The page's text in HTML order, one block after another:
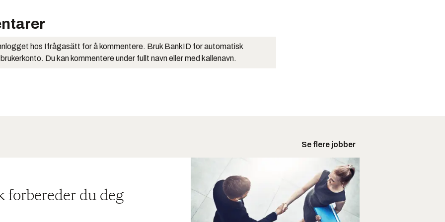
hos Ifrågasätt for å kommentere. Bruk BankID for automatisk
Du kan kommentere under fullt navn eller med kallenavn.
Se flere jobber
forbereder du deg